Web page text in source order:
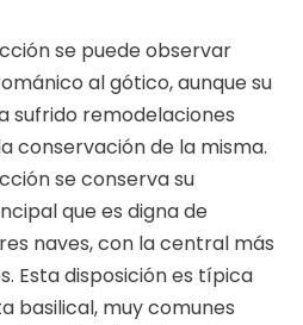
se puede observar
al gótico, aunque su
sufrido remodelaciones
conservación de la misma.
se conserva su
que es digna de
naves, con la central más
Esta disposición es típica
basilical, muy comunes